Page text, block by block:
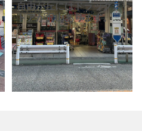
自由が丘にはドラッグス
トアが沢山あります。写
真は「ココカラファイン
自由が丘店」です。駅か
ら徒歩約3分、日能研自由
が丘ビルの1Fにありま
す。 店内は広く、調剤薬
局